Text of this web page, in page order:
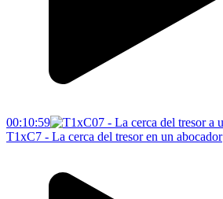
00:10:59
T1xC7 - La cerca del tresor en un abocador